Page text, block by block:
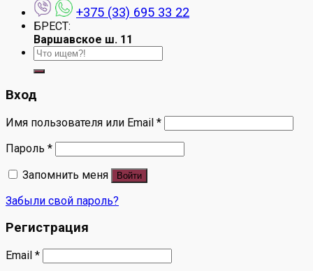
+375 (33) 695 33 22
БРЕСТ:
Варшавское ш. 11
Искать:
Вход
Имя пользователя или Email *
Пароль *
Запомнить меня
Войти
Забыли свой пароль?
Регистрация
Email *